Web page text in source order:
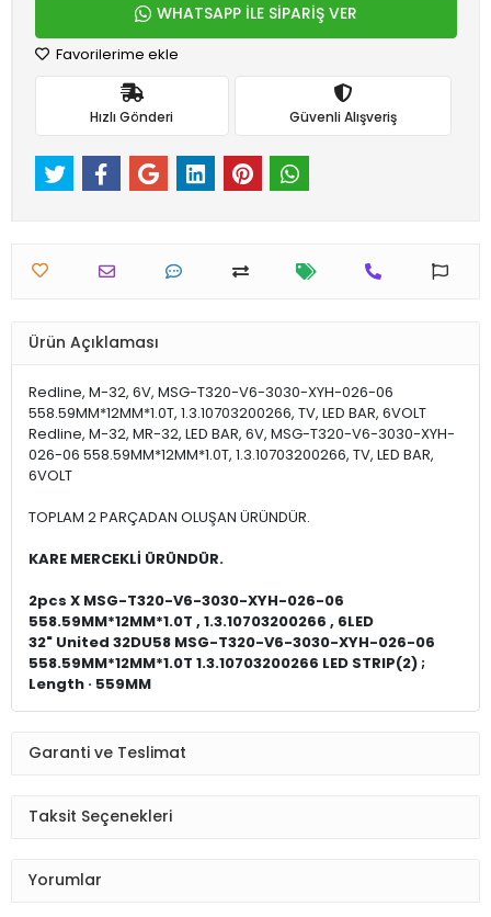
WHATSAPP İLE SİPARİŞ VER
Favorilerime ekle
Hızlı Gönderi Güvenli Alışveriş
Ürün Açıklaması
Redline, M-32, 6V, MSG-T320-V6-3030-XYH-026-06
558.59MM*12MM*1.0T, 1.3.10703200266, TV, LED BAR, 6VOLT
Redline, M-32, MR-32, LED BAR, 6V, MSG-T320-V6-3030-XYH-
026-06 558.59MM*12MM*1.0T, 1.3.10703200266, TV, LED BAR,
6VOLT
TOPLAM 2 PARÇADAN OLUŞAN ÜRÜNDÜR.
KARE MERCEKLİ ÜRÜNDÜR.
2pcs X MSG-T320-V6-3030-XYH-026-06
558.59MM*12MM*1.0T , 1.3.10703200266 , 6LED
32" United 32DU58 MSG-T320-V6-3030-XYH-026-06
558.59MM*12MM*1.0T 1.3.10703200266 LED STRIP(2) ;
Length · 559MM
Garanti ve Teslimat
Taksit Seçenekleri
Yorumlar